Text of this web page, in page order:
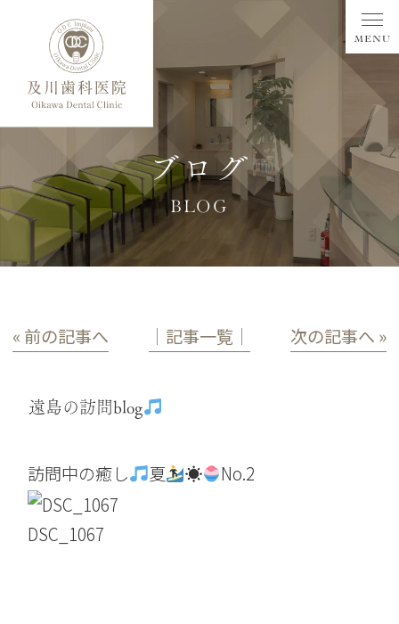
ブログ
BLOG
« 前の記事へ │記事一覧│ 次の記事へ »
遠島の訪問blog
訪問中の癒し 夏 ☀ No.2
DSC_1067